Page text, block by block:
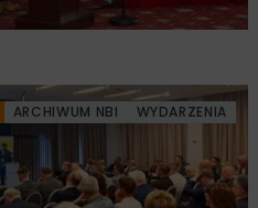
ARCHIWUM NBI WYDARZENIA